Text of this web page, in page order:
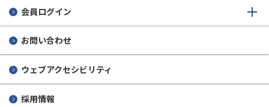
会員ログイン
お問い合わせ
ウェブアクセシビリティ
採用情報